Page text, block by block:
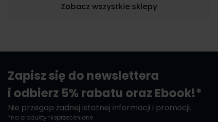
Zobacz wszystkie sklepy
Zapisz się do newslettera
i odbierz 5% rabatu oraz Ebook!*
Nie przegap żadnej istotnej informacji i promocji.
*na produkty nieprzecenione